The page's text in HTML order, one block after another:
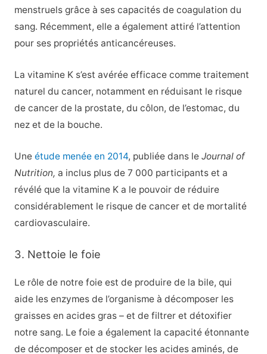
menstruels grâce à ses capacités de coagulation du
sang. Récemment, elle a également attiré l’attention
pour ses propriétés anticancéreuses.
La vitamine K s’est avérée efficace comme traitement
naturel du cancer, notamment en réduisant le risque
de cancer de la prostate, du côlon, de l’estomac, du
nez et de la bouche.
Une étude menée en 2014, publiée dans le Journal of
Nutrition, a inclus plus de 7 000 participants et a
révélé que la vitamine K a le pouvoir de réduire
considérablement le risque de cancer et de mortalité
cardiovasculaire.
3. Nettoie le foie
Le rôle de notre foie est de produire de la bile, qui
aide les enzymes de l’organisme à décomposer les
graisses en acides gras – et de filtrer et détoxifier
notre sang. Le foie a également la capacité étonnante
de décomposer et de stocker les acides aminés, de